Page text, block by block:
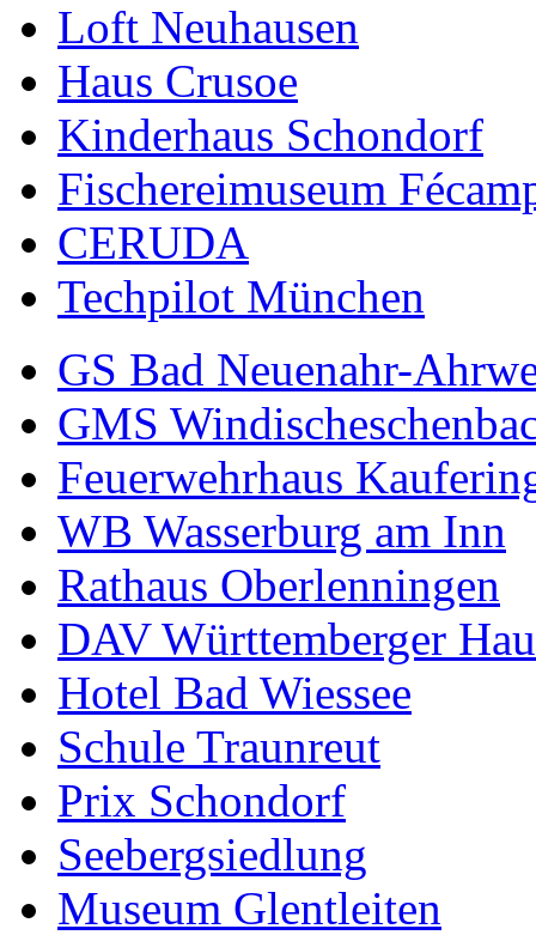
Loft Neuhausen
Haus Crusoe
Kinderhaus Schondorf
Fischereimuseum
CERUDA
Techpilot München
GS Bad Neuenahr-
GMS
Feuerwehrhaus
WB Wasserburg am Inn
Rathaus Oberlenningen
DAV Württemberger
Hotel Bad Wiessee
Schule Traunreut
Prix Schondorf
Seebergsiedlung
Museum Glentleiten